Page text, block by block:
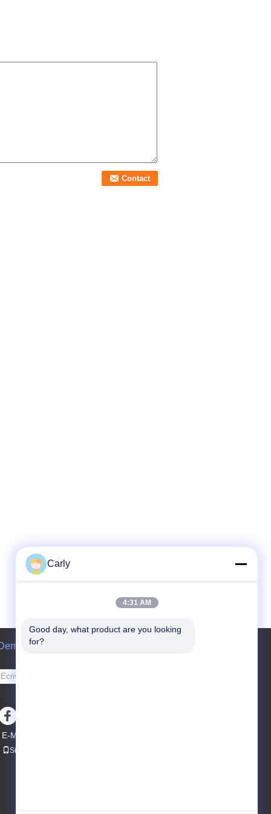
de soumission
E-Mail
Site mobile
Carly
4:31 AM
Good day, what product are you looking
for?